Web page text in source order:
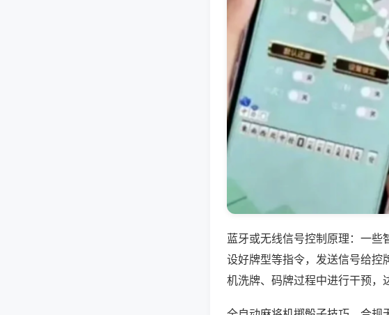
蓝牙或无线信号控制原理：一
设好牌型等指令，发送信号给控
机洗牌、码牌过程中进行干预，